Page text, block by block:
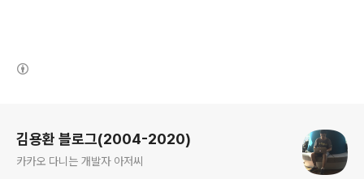
김용환 블로그(2004-2020)
카카오 다니는 개발자 아저씨